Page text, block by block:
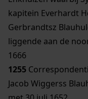
kapitein Everhardt
Gerbrandtsz
liggende aan de
1666
1255
Jacob Wiggerss